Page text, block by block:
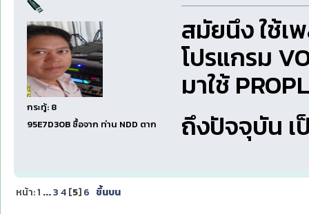
กระทู้: 8
95E7D30B ซื้อจาก ท่าน NDD ตาก
สมัยนึง ใช้เ
โปรแกรม
มาใช้
ถึงปัจจุบัน เ
หน้า:1 ...3 4[5] 6 ขึ้นบน